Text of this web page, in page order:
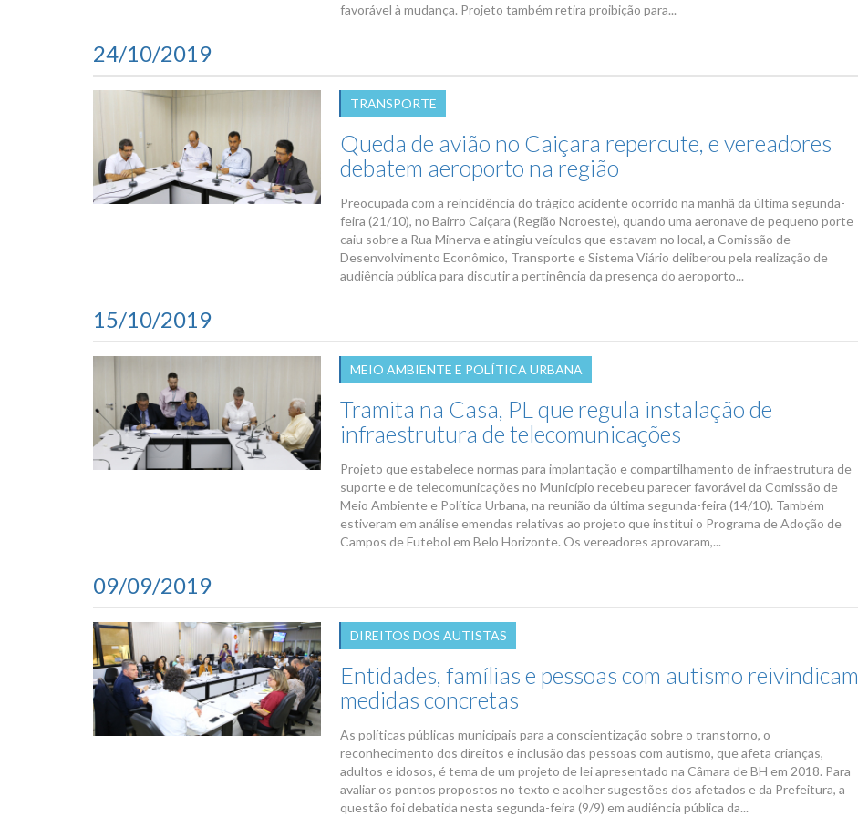
favorável à mudança. Projeto também retira proibição para...
24/10/2019
TRANSPORTE
Queda de avião no Caiçara repercute, e vereadores
debatem aeroporto na região
Preocupada com a reincidência do trágico acidente ocorrido na manhã da última segunda-
feira (21/10), no Bairro Caiçara (Região Noroeste), quando uma aeronave de pequeno porte
caiu sobre a Rua Minerva e atingiu veículos que estavam no local, a Comissão de
Desenvolvimento Econômico, Transporte e Sistema Viário deliberou pela realização de
audiência pública para discutir a pertinência da presença do aeroporto...
15/10/2019
MEIO AMBIENTE E POLÍTICA URBANA
Tramita na Casa, PL que regula instalação de
infraestrutura de telecomunicações
Projeto que estabelece normas para implantação e compartilhamento de infraestrutura de
suporte e de telecomunicações no Município recebeu parecer favorável da Comissão de
Meio Ambiente e Política Urbana, na reunião da última segunda-feira (14/10). Também
estiveram em análise emendas relativas ao projeto que institui o Programa de Adoção de
Campos de Futebol em Belo Horizonte. Os vereadores aprovaram,...
09/09/2019
DIREITOS DOS AUTISTAS
Entidades, famílias e pessoas com autismo reivindicam
medidas concretas
As políticas públicas municipais para a conscientização sobre o transtorno, o
reconhecimento dos direitos e inclusão das pessoas com autismo, que afeta crianças,
adultos e idosos, é tema de um projeto de lei apresentado na Câmara de BH em 2018. Para
avaliar os pontos propostos no texto e acolher sugestões dos afetados e da Prefeitura, a
questão foi debatida nesta segunda-feira (9/9) em audiência pública da...